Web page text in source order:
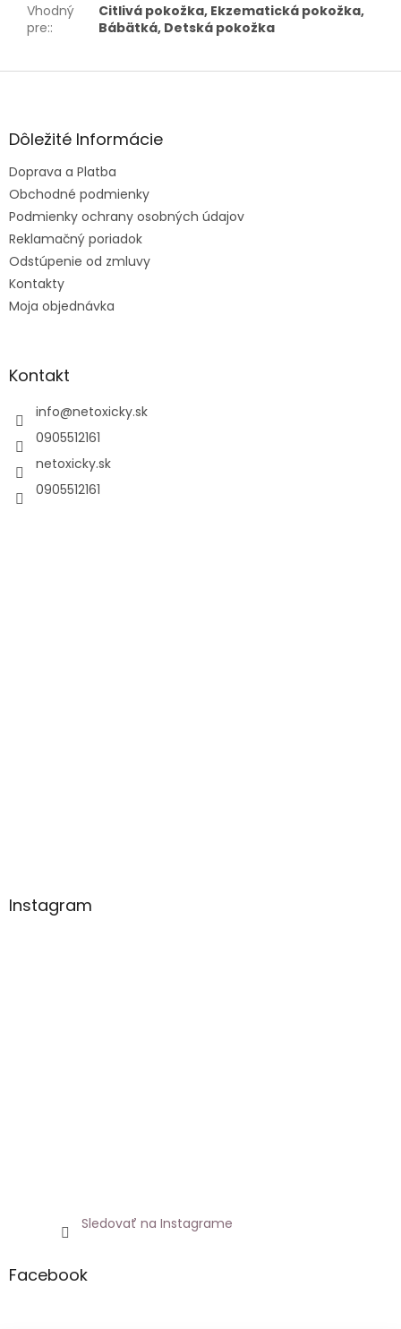
Vhodný
pre::
Citlivá pokožka, Ekzematická pokožka,
Bábätká, Detská pokožka
Z
ä
e
Dôležité Informácie
Doprava a Platba
Obchodné podmienky
Podmienky ochrany osobných údajov
Reklamačný poriadok
Odstúpenie od zmluvy
Kontakty
Moja objednávka
Kontakt
info@netoxicky.sk
0905512161
netoxicky.sk
0905512161
Instagram
Sledovať na Instagrame
Facebook